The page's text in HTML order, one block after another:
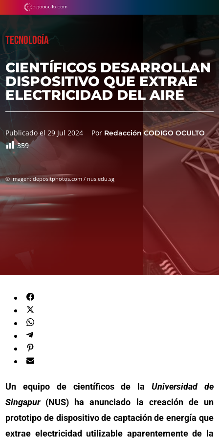
TECNOLOGÍA
CIENTÍFICOS DESARROLLAN
DISPOSITIVO QUE EXTRAE
ELECTRICIDAD DEL AIRE
Publicado el 29 Jul 2024 Por Redacción CODIGO OCULTO
359
© Imagen: depositphotos.com / nus.edu.sg
Un equipo de científicos de la Universidad de
Singapur(NUS) ha anunciado la creación de un
prototipo de dispositivo de captación de energía que
extrae electricidad utilizable aparentemente de la